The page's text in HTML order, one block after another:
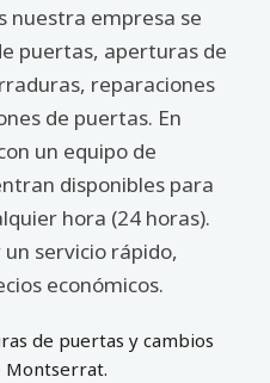
nuestra empresa se
puertas, aperturas de
reparaciones
de puertas. En
un equipo de
disponibles para
hora (24 horas).
servicio rápido,
económicos.
de puertas y cambios
Montserrat.